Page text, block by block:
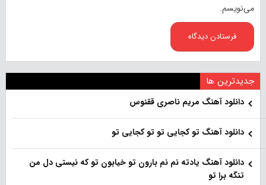
می‌نویسم.
جدیدترین ها
دانلود آهنگ مریم ناصری ققنوس
دانلود آهنگ تو کجایی تو تو کجایی تو
دانلود آهنگ یادته نم نم بارون تو خیابون تو که نیستی دل من
تنگه برا تو